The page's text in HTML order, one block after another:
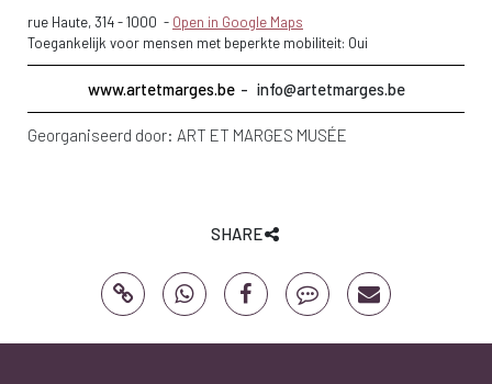
rue Haute, 314-1000 - Open in Google Maps
Toegankelijk voor mensen met beperkte mobiliteit: Oui
www.artetmarges.be info@artetmarges.be
Georganiseerd door: ART ET MARGES MUSÉE
SHARE